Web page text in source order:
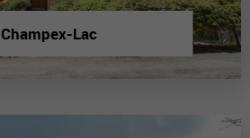
Champex-Lac